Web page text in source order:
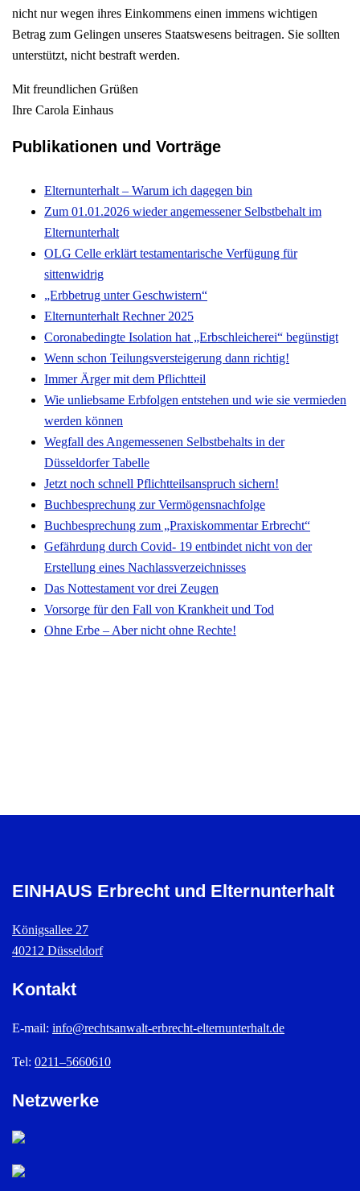
nicht nur wegen ihres Einkommens einen immens wichtigen
Betrag zum Gelingen unseres Staatswesens beitragen. Sie sollten
unterstützt, nicht bestraft werden.
Mit freundlichen Grüßen
Ihre Carola Einhaus
Publikationen und Vorträge
Elternunterhalt – Warum ich dagegen bin
Zum 01.01.2026 wieder angemessener Selbstbehalt im
Elternunterhalt
OLG Celle erklärt testamentarische Verfügung für
sittenwidrig
„Erbbetrug unter Geschwistern“
Elternunterhalt Rechner 2025
Coronabedingte Isolation hat „Erbschleicherei“ begünstigt
Wenn schon Teilungsversteigerung dann richtig!
Immer Ärger mit dem Pflichtteil
Wie unliebsame Erbfolgen entstehen und wie sie vermieden
werden können
Wegfall des Angemessenen Selbstbehalts in der
Düsseldorfer Tabelle
Jetzt noch schnell Pflichtteilsanspruch sichern!
Buchbesprechung zur Vermögensnachfolge
Buchbesprechung zum „Praxiskommentar Erbrecht“
Gefährdung durch Covid- 19 entbindet nicht von der
Erstellung eines Nachlassverzeichnisses
Das Nottestament vor drei Zeugen
Vorsorge für den Fall von Krankheit und Tod
Ohne Erbe – Aber nicht ohne Rechte!
EINHAUS Erbrecht und Elternunterhalt
Königsallee 27
40212 Düsseldorf
Kontakt
E-mail: info@rechtsanwalt-erbrecht-elternunterhalt.de
Tel: 0211–5660610
Netzwerke